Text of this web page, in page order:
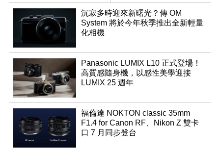
沉寂多時迎來新曙光？傳 OM
System 將於今年秋季推出全新輕量
化相機
Panasonic LUMIX L10 正式登場！
高質感隨身機，以感性美學迎接
LUMIX 25 週年
福倫達 NOKTON classic 35mm
F1.4 for Canon RF、Nikon Z 雙卡
口 7 月同步登台